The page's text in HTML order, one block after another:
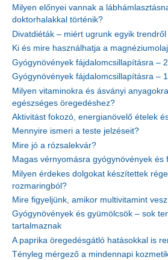
Milyen előnyei vannak a
doktorhalakkal történik?
Divatdiéták – miért ugrunk egyik
Ki és mire használhatja a
Gyógynövények fájdalomcsillapításra –
Gyógynövények fájdalomcsillapításra –
Milyen vitaminokra és ásványi
egészséges öregedéshez?
Aktivitást fokozó, energianövelő ételek
Mennyire ismeri a teste jelzéseit?
Mire jó a rózsalekvár?
Magas vérnyomásra gyógynövények és
Milyen érdekes dolgokat készítettek
rozmaringból?
Mire figyeljünk, amikor multivitamint
Gyógynövények és gyümölcsök – sok
tartalmaznak
A paprika öregedésgátló hatásokkal is
Tényleg mérgező a mindennapi